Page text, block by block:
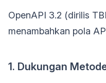
OpenAPI 3.2 (dirilis
menambahkan pola
1. Dukungan